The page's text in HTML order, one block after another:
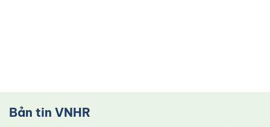
Bản tin VNHR